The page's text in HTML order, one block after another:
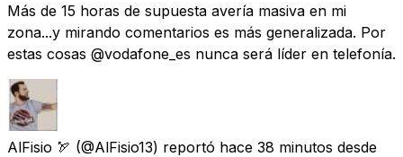
Más de 15 horas de supuesta avería masiva en mi
zona...y mirando comentarios es más generalizada. Por
estas cosas @vodafone_es nunca será líder en telefonía.
AlFisio 🏹 (@AlFisio13) reportó hace 38 minutos desde